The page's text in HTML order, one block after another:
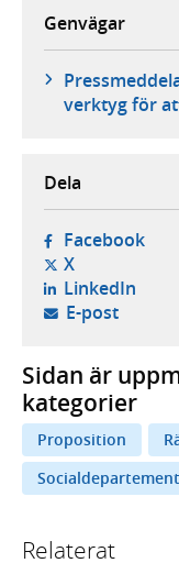
Genvägar
verktyg för
Dela
Facebook-
X- öppnas i
LinkedIn-
E-post-
Sidan är
kategorier
Proposition
Relaterat